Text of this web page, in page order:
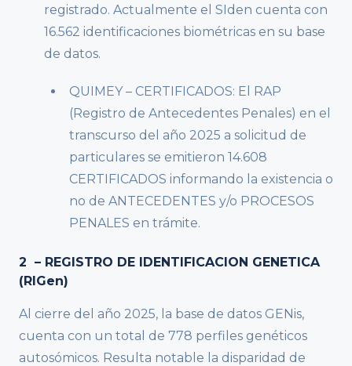
registrado. Actualmente el SIden cuenta con
16.562 identificaciones biométricas en su base
de datos.
QUIMEY – CERTIFICADOS: El RAP
(Registro de Antecedentes Penales) en el
transcurso del año 2025 a solicitud de
particulares se emitieron 14.608
CERTIFICADOS informando la existencia o
no de ANTECEDENTES y/o PROCESOS
PENALES en trámite.
2 – REGISTRO DE IDENTIFICACION GENETICA
(RIGen)
Al cierre del año 2025, la base de datos GENis,
cuenta con un total de 778 perfiles genéticos
autosómicos. Resulta notable la disparidad de